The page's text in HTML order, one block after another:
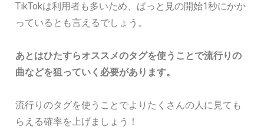
TikTokは利用者も多いため、ぱっと見の開始1秒にかか
っているとも言えるでしょう。
あとはひたすらオススメのタグを使うことで流行りの
曲などを狙っていく必要があります。
流行りのタグを使うことでよりたくさんの人に見ても
らえる確率を上げましょう！